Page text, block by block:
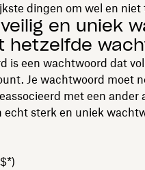
dingen om wel en niet
en uniek
hetzelfde
is een wachtwoord dat
Je wachtwoord moet
met een ander
echt sterk en uniek